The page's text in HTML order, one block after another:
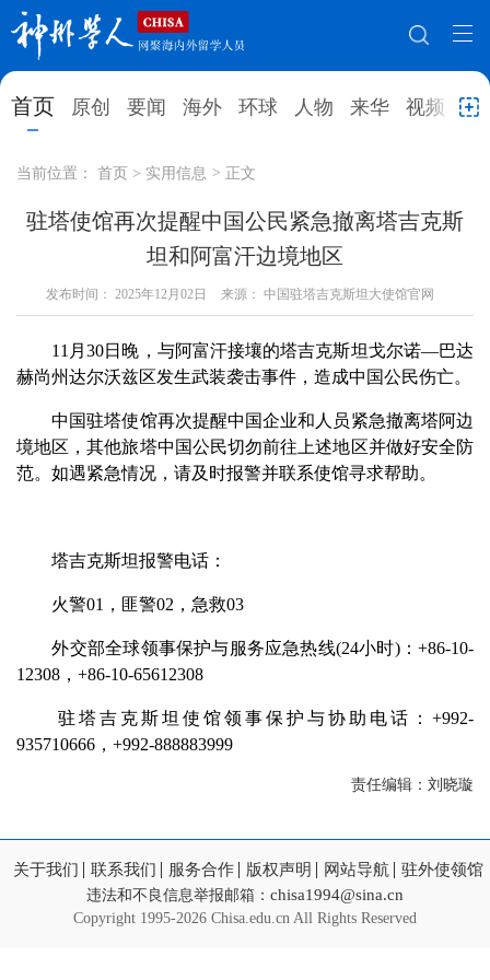
首页 原创 要闻 海外 环球 人物 来华 视频 教
网站地图
首页 原创
环球 人物 来华 视频
就业创业 合作办学
综合 深度 专题 实用信息
当前位置： 首页 > 实用信息 > 正文
驻塔使馆再次提醒中国公民紧急撤离塔吉克斯
坦和阿富汗边境地区
发布时间： 2025年12月02日 来源： 中国驻塔吉克斯坦大使馆官网
11月30日晚，与阿富汗接壤的塔吉克斯坦戈尔诺—巴达
赫尚州达尔沃兹区发生武装袭击事件，造成中国公民伤亡。
中国驻塔使馆再次提醒中国企业和人员紧急撤离塔阿边
境地区，其他旅塔中国公民切勿前往上述地区并做好安全防
范。如遇紧急情况，请及时报警并联系使馆寻求帮助。
塔吉克斯坦报警电话：
火警01，匪警02，急救03
外交部全球领事保护与服务应急热线(24小时)：+86-10-
12308，+86-10-65612308
驻塔吉克斯坦使馆领事保护与协助电话：+992-
935710666，+992-888883999
责任编辑：刘晓璇
关于我们 联系我们 服务合作 版权声明 网站导航 驻外使领馆
违法和不良信息举报邮箱： chisa1994@sina.cn
Copyright 1995-2026 Chisa.edu.cn All Rights Reserved